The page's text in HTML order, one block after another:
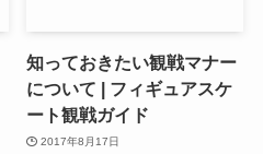
知っておきたい観戦マナー
について | フィギュアスケ
ート観戦ガイド
2017年8月17日